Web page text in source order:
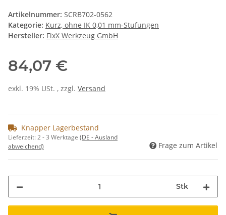
Artikelnummer: SCRB702-0562
Kategorie: Kurz, ohne IK 0,01 mm-Stufungen
Hersteller: FixX Werkzeug GmbH
84,07 €
exkl. 19% USt. , zzgl. Versand
Knapper Lagerbestand
Lieferzeit:2 - 3 Werktage (DE - Ausland
abweichend)
Frage zum Artikel
Stk